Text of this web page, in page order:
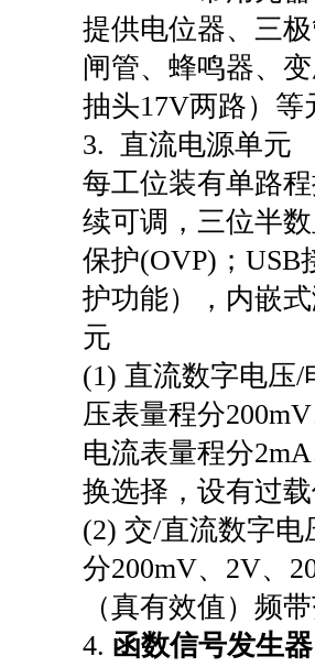
提供电位器、三
闸管、蜂鸣器、
抽头17V两路）等
3. 直流电源单元
每工位装有单路
续可调，三位半
保护(OVP)；
护功能），内嵌
元
(1) 直流数字电压
压表量程分
电流表量程分
换选择，设有过
(2) 交/直流数字
分200mV、2V、
（真有效值）频
4. 函数信号发生